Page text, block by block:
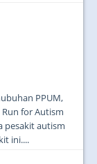
PPUM,
for Autism
pesakit autism
ini....